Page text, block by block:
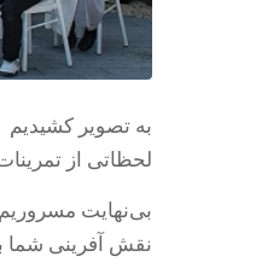
به تصویر کشیدیم
لحظاتی از
بی‌نهایت
نقش آفرینی شما